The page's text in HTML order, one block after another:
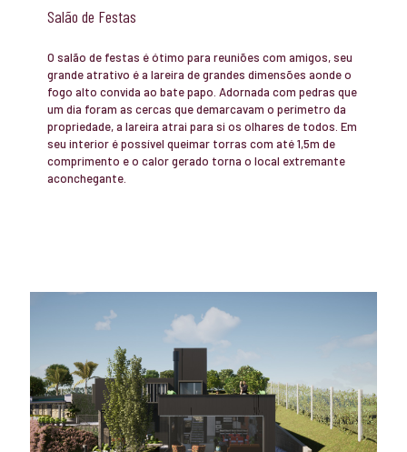
Salão de Festas
O salão de festas é ótimo para reuniões com amigos, seu
grande atrativo é a lareira de grandes dimensões aonde o
fogo alto convida ao bate papo. Adornada com pedras que
um dia foram as cercas que demarcavam o perímetro da
propriedade, a lareira atrai para si os olhares de todos. Em
seu interior é possível queimar torras com até 1,5m de
comprimento e o calor gerado torna o local extremante
aconchegante.